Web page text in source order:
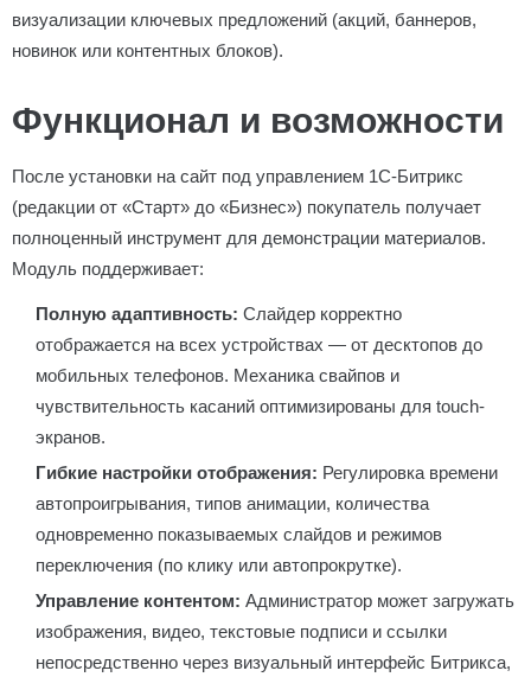
визуализации ключевых предложений (акций, баннеров,
новинок или контентных блоков).
Функционал и возможности
После установки на сайт под управлением 1С-Битрикс
(редакции от «Старт» до «Бизнес») покупатель получает
полноценный инструмент для демонстрации материалов.
Модуль поддерживает:
Полную адаптивность: Слайдер корректно
отображается на всех устройствах — от десктопов до
мобильных телефонов. Механика свайпов и
чувствительность касаний оптимизированы для touch-
экранов.
Гибкие настройки отображения: Регулировка времени
автопроигрывания, типов анимации, количества
одновременно показываемых слайдов и режимов
переключения (по клику или автопрокрутке).
Управление контентом: Администратор может загружать
изображения, видео, текстовые подписи и ссылки
непосредственно через визуальный интерфейс Битрикса,